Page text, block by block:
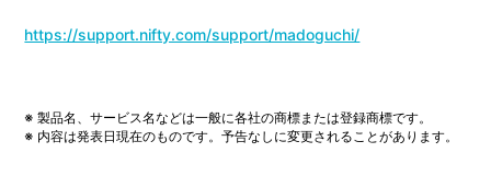
https://support.nifty.com/support/madoguchi/
※ 製品名、サービス名などは一般に各社の商標または登録商標です。
※ 内容は発表日現在のものです。予告なしに変更されることがあります。